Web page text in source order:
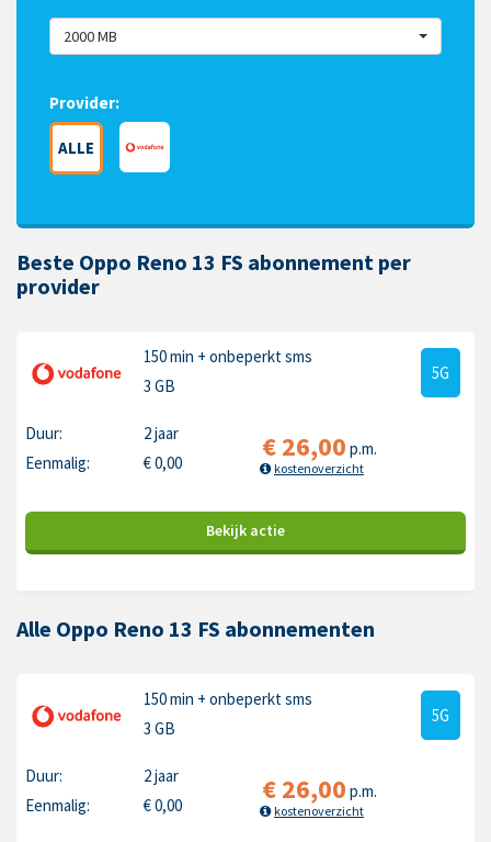
2000 MB
Provider:
ALLE
Beste Oppo Reno 13 FS abonnement per
provider
150 min + onbeperkt sms
3 GB
5G
Duur:
2 jaar
Eenmalig:
€0,00 €26,00 p.m.
kostenoverzicht
Bekijk actie
Alle Oppo Reno 13 FS abonnementen
150 min + onbeperkt sms
3 GB
5G
Duur:
2 jaar
Eenmalig:
€0,00 €26,00 p.m.
kostenoverzicht